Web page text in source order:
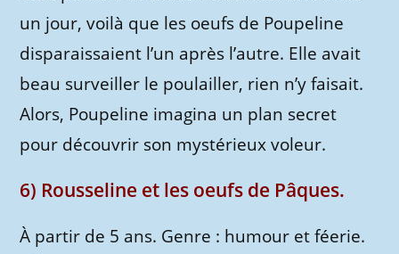
un jour, voilà que les oeufs de Poupeline
disparaissaient l’un après l’autre. Elle avait
beau surveiller le poulailler, rien n’y faisait.
Alors, Poupeline imagina un plan secret
pour découvrir son mystérieux voleur.
6) Rousseline et les oeufs de Pâques.
À partir de 5 ans. Genre : humour et féerie.